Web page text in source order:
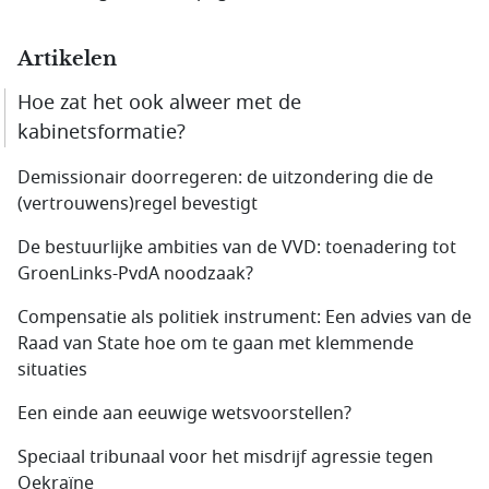
Artikelen
Hoe zat het ook alweer met de
kabinetsformatie?
Demissionair doorregeren: de uitzondering die de
(vertrouwens)regel bevestigt
De bestuurlijke ambities van de VVD: toenadering tot
GroenLinks-PvdA noodzaak?
Compensatie als politiek instrument: Een advies van de
Raad van State hoe om te gaan met klemmende
situaties
Een einde aan eeuwige wetsvoorstellen?
Speciaal tribunaal voor het misdrijf agressie tegen
Oekraïne